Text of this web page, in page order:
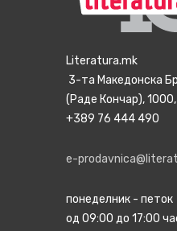
Literatura.mk
3-та Македонска
(Раде Кончар), 1000,
+389 76 444 490
e-
понеделник - петок
од 09:00 до 17:00